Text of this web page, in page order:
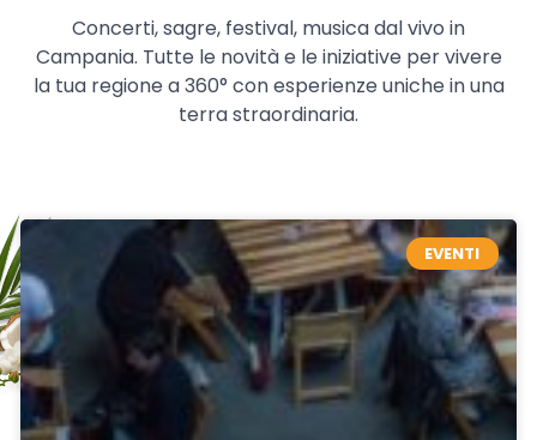
Concerti, sagre, festival, musica dal vivo in
Campania. Tutte le novità e le iniziative per vivere
la tua regione a 360° con esperienze uniche in una
terra straordinaria.
EVENTI